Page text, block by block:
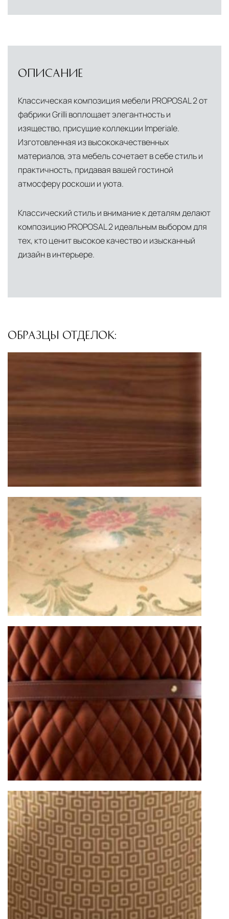
сохранностью продукции.
логистическими узлами в ключевых
Дубай, ОАЭ— региональный центр для
Ближнего Востока и Азии
— распределительная база для
Средиземноморского региона
Лондон, Великобритания
США— центр доставки для
североамериканского сегмента
Другие страны Европы
области
следующие услуги:
Доставка до адреса— транспортировка
товара от нашего склада непосредственно к
Профессиональная выгрузка
квалифицированные грузчики
специального оборудования и техники
дверных блоков в квартиры и офисы с
средств
Распаковка и расстановка— специалисты
распаковывают товар и устанавливают его в
указанное место
Вывоз упаковочного материала— полная
очистка помещения от тары и упаковки
Гарантийная проверка
— осмотр товара на
доставке
Сроки доставки
Стандартная доставка по
Москве осуществляется в течение 3-5 рабочих
дней. Для Московской области сроки зависят
от удалённости объекта и варьируются от 5 до
10 рабочих дней. Возможна срочная доставка
при наличии свободных логистических
ресурсов.
Управление логистикой и контроль
качества
Каждый заказ отслеживается в режиме
реального времени через систему GPS-
мониторинга. Наша команда логистических
специалистов с опытом работы в
международной доставке обеспечивает
полную сохранность груза, соблюдение
температурного режима и защиту от
механических повреждений на всех этапах
маршрута.
ОПИСАНИЕ
Классическая композиция мебели PROPOSAL 2 от
фабрики Grilli воплощает элегантность и
изящество, присущие коллекции Imperiale.
Изготовленная из высококачественных
материалов, эта мебель сочетает в себе стиль и
практичность, придавая вашей гостиной
атмосферу роскоши и уюта.
Классический стиль и внимание к деталям делают
композицию PROPOSAL 2 идеальным выбором для
тех, кто ценит высокое качество и изысканный
дизайн в интерьере.
ОБРАЗЦЫ ОТДЕЛОК: